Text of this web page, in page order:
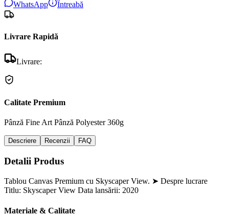
WhatsApp Întreabă
Livrare Rapidă
Livrare:
Calitate Premium
Pânză Fine Art Pânză Polyester 360g
Descriere Recenzii FAQ
Detalii Produs
Tablou Canvas Premium cu Skyscaper View. ➤ Despre lucrare
Titlu: Skyscaper View Data lansării: 2020
Materiale & Calitate